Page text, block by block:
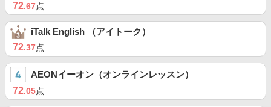
72.67点
iTalk English （アイトーク）
72.37点
AEONイーオン（オンラインレッスン）
72.05点